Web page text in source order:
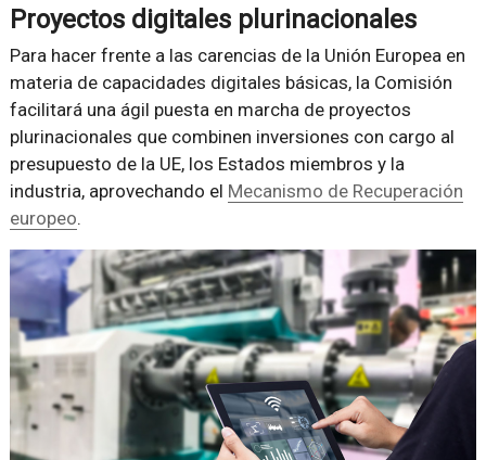
Proyectos digitales plurinacionales
Para hacer frente a las carencias de la Unión Europea en
materia de capacidades digitales básicas, la Comisión
facilitará una ágil puesta en marcha de proyectos
plurinacionales que combinen inversiones con cargo al
presupuesto de la UE, los Estados miembros y la
industria, aprovechando el Mecanismo de Recuperación
europeo.